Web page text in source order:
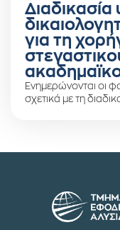
για τη
Ενημερώνονται οι
σχετικά με τη